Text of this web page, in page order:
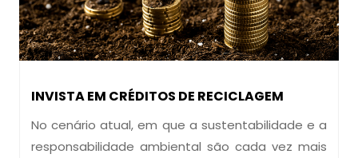
INVISTA EM CRÉDITOS DE RECICLAGEM
No cenário atual, em que a sustentabilidade e a
responsabilidade ambiental são cada vez mais